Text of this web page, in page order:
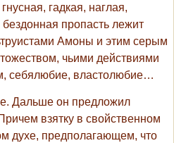
гадкая, наглая,
пропасть лежит
Амоны и этим серым
чьими действиями
себялюбие, властолюбие…
Дальше он предложил
взятку в свойственном
духе, предполагающем, что